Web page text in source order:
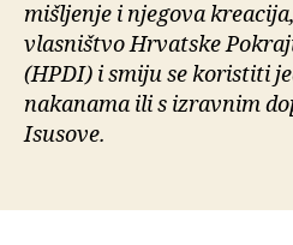
mišljenje i njegova
vlasništvo Hrvatske
(HPDI) i smiju se koristiti
nakanama ili s izravnim
Isusove.